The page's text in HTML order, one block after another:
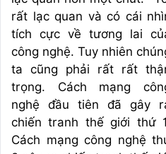
rất lạc quan và có cái
tích cực về tương lai
công nghệ. Tuy nhiên
ta cũng phải rất rất
trọng. Cách mạng
nghệ đầu tiên đã gây
chiến tranh thế giới thứ
Cách mạng công nghệ